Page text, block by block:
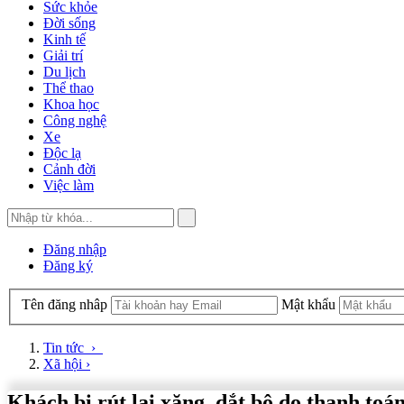
Sức khỏe
Đời sống
Kinh tế
Giải trí
Du lịch
Thể thao
Khoa học
Công nghệ
Xe
Độc lạ
Cảnh đời
Việc làm
Đăng nhập
Đăng ký
Tên đăng nhâp Mật khẩu
Tin tức ›
Xã hội ›